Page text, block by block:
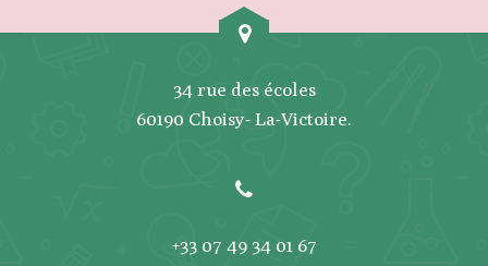
34 rue des écoles
60190 Choisy- La-Victoire.
+33 07 49 34 01 67